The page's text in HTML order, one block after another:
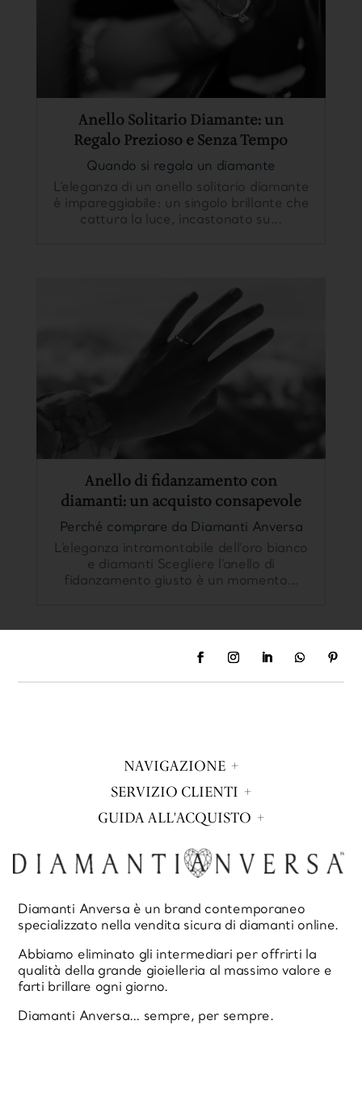
Anello Solitario Diamante: un
Regalo Prezioso e Senza Tempo
Quando si regala un diamante
L’eleganza di un anello solitario diamante
è impareggiabile: un singolo brillante che
cattura la luce, incastonato su...
Anello di fidanzamento con
diamanti: un acquisto consapevole
Perché comprare da Diamanti Anversa
L’eleganza intramontabile dell’oro bianco
e diamanti Scegliere l’anello di
fidanzamento giusto è un momento...
NAVIGAZIONE
SERVIZIO CLIENTI
GUIDA ALL'ACQUISTO
Diamanti Anversa è un brand contemporaneo
specializzato nella vendita sicura di diamanti online.
Abbiamo eliminato gli intermediari per offrirti la
qualità della grande gioielleria al massimo valore e
farti brillare ogni giorno.
Diamanti Anversa… sempre, per sempre.